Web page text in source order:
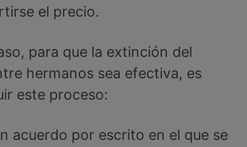
el precio.
para que la extinción del
hermanos sea efectiva, es
este proceso:
acuerdo por escrito en el que se